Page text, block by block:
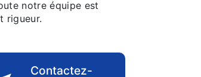
notre équipe est
rigueur.
Contactez-